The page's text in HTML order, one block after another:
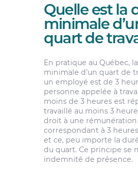
Quelle est la
minimale
quart de
En pratique au Québec,
minimale d’un quart de
un employé est de 3
personne appelée à
moins de 3 heures est
travaillé au moins 3
droit à une rémunération
correspondant à 3
et ce, peu importe la
du quart. Ce principe se
indemnité de présence.